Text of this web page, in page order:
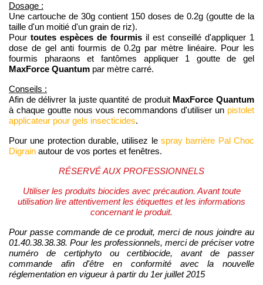
Dosage :
Une cartouche de 30g contient 150 doses de 0.2g (goutte de la
taille d'un moitié d'un grain de riz).
Pour toutes espèces de fourmis il est conseillé d'appliquer 1
dose de gel anti fourmis de 0.2g par mètre linéaire. Pour les
fourmis pharaons et fantômes appliquer 1 goutte de gel
MaxForce Quantum par mètre carré.
Conseils :
Afin de délivrer la juste quantité de produit MaxForce Quantum
à chaque goutte nous vous recommandons d'utiliser un pistolet
applicateur pour gels insecticides.
Pour une protection durable, utilisez le spray barrière Pal Choc
Digrain autour de vos portes et fenêtres.
RÉSERVÉ AUX PROFESSIONNELS
Utiliser les produits biocides avec précaution. Avant toute
utilisation lire attentivement les étiquettes et les informations
concernant le produit.
Pour passe commande de ce produit, merci de nous joindre au
01.40.38.38.38. Pour les professionnels, merci de préciser votre
numéro de certiphyto ou certibiocide, avant de passer
commande afin d'être en conformité avec la nouvelle
réglementation en vigueur à partir du 1er juillet 2015